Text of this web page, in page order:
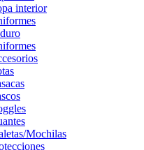
interior
Mochilas